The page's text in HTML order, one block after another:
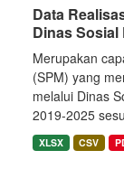
Data
Dinas Sosial
Merupakan
(SPM) yang
melalui Dinas
2019-2025
XLSX CSV